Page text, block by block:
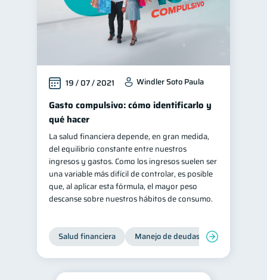
19 / 07 / 2021 Windler Soto Paula
Gasto compulsivo: cómo identificarlo y
qué hacer
La salud financiera depende, en gran medida,
del equilibrio constante entre nuestros
ingresos y gastos. Como los ingresos suelen ser
una variable más difícil de controlar, es posible
que, al aplicar esta fórmula, el mayor peso
descanse sobre nuestros hábitos de consumo.
Salud financiera Manejo de deudas